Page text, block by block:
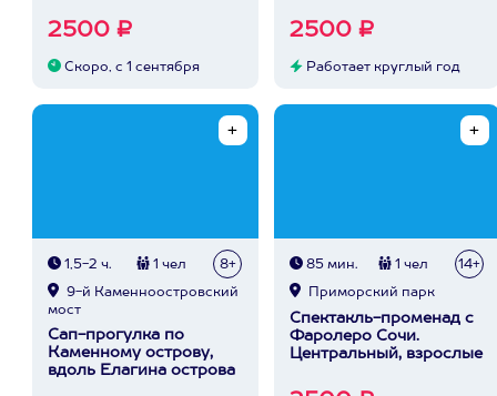
2500 ₽
Скоро, с 1 сентября
2500 ₽
Работает круглый год
1,5-2 ч. 1 чел 8+
9-й Каменноостровский
мост
Сап-прогулка по
Каменному острову,
вдоль Елагина острова
85 мин. 1 чел 14+
Приморский парк
Спектакль-променад с
Фаролеро Сочи.
Центральный, взрослые